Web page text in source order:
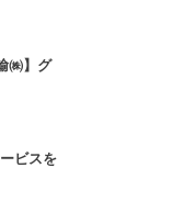
㈱】グ
ビスを